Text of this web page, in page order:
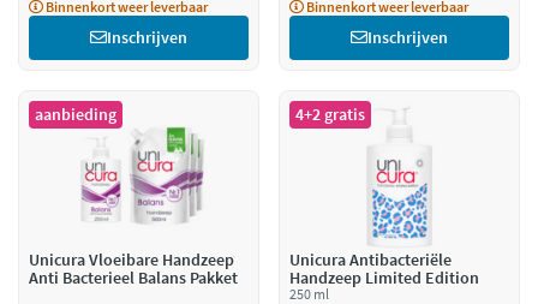
Binnenkort weer leverbaar
Inschrijven
Binnenkort weer leverbaar
Inschrijven
aanbieding
Unicura Vloeibare Handzeep
Anti Bacterieel Balans Pakket
4+2 gratis
Unicura Antibacteriële
Handzeep Limited Edition
250 ml